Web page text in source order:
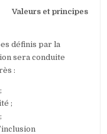
Valeurs et principes
définis par la
sera conduite
:
;